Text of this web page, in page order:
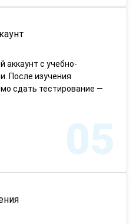
аккаунт с учебно-
После изучения
сдать тестирование —
05